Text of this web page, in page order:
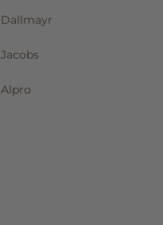
Dallmayr
Jacobs
Alpro